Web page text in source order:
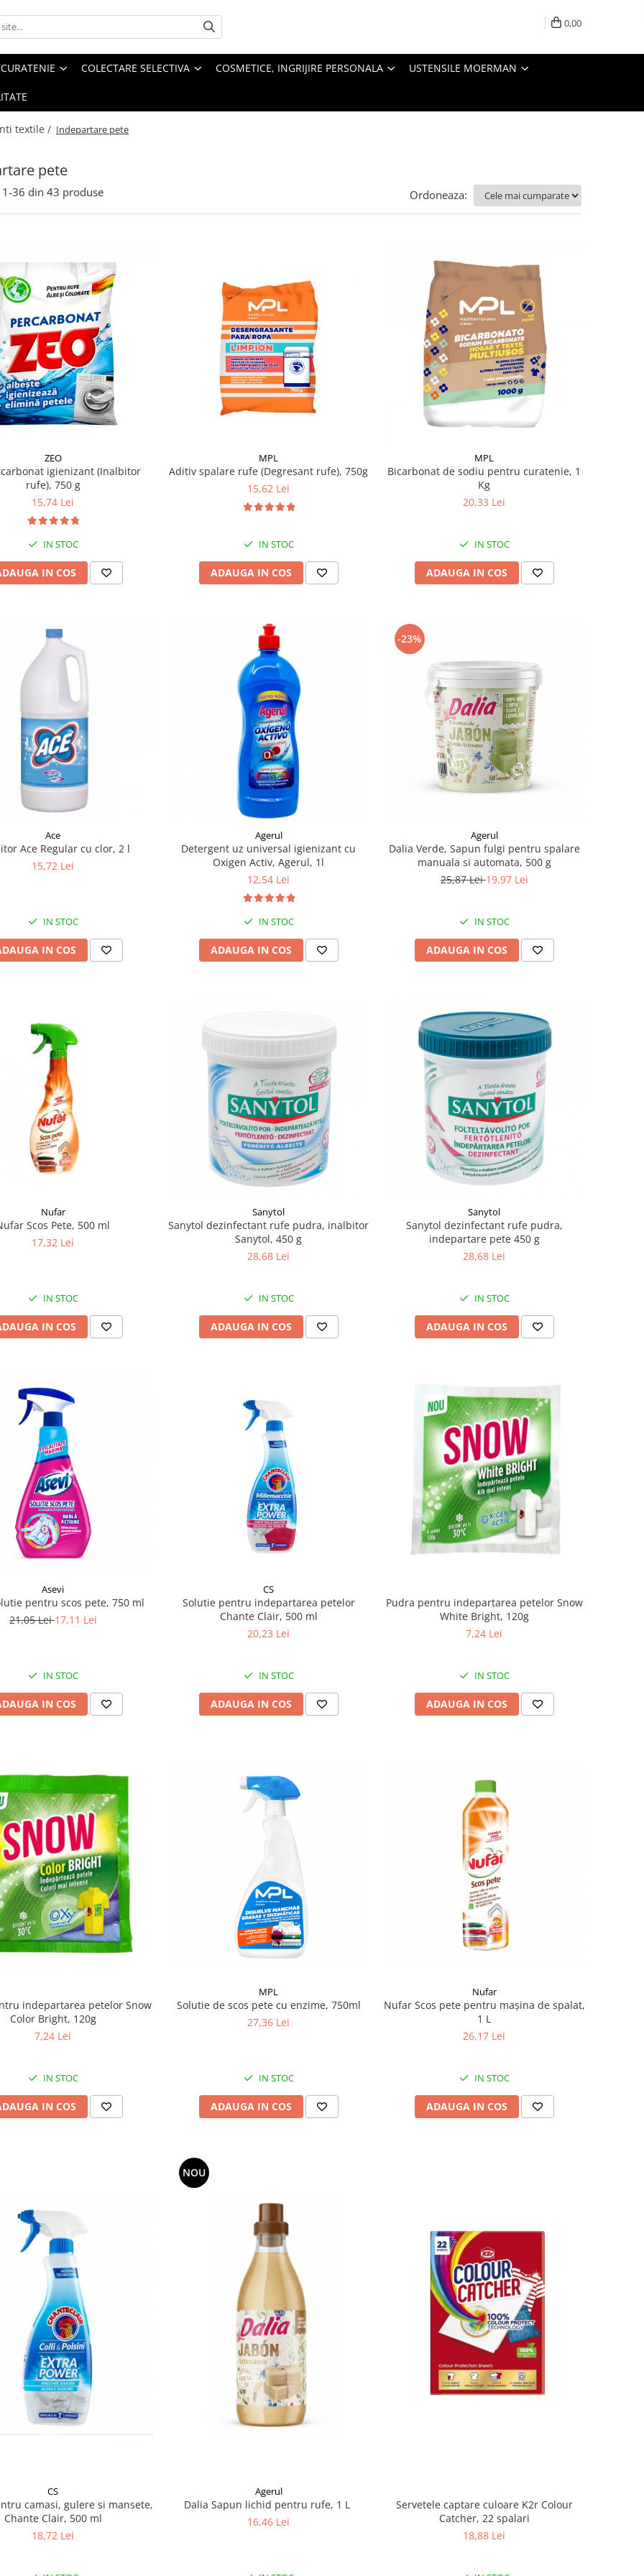
0,00
COLECTARE SELECTIVA COSMETICE, INGRIJIRE PERSONALA USTENSILE MOERMAN
textile / Indepartare pete
pete
1-36 din 43 produse Ordoneaza:
ZEO
igienizant (Inalbitor
rufe), 750 g
15,74 Lei
IN STOC
IN COS
MPL
Aditiv spalare rufe (Degresant rufe), 750g
15,62 Lei
IN STOC
ADAUGA IN COS
MPL
Bicarbonat de sodiu pentru curatenie, 1
Kg
20,33 Lei
IN STOC
ADAUGA IN COS
Ace
Ace Regular cu clor, 2 l
15,72 Lei
IN STOC
IN COS
Agerul
Detergent uz universal igienizant cu
Oxigen Activ, Agerul, 1l
12,54 Lei
IN STOC
ADAUGA IN COS
-23%
Agerul
Dalia Verde, Sapun fulgi pentru spalare
manuala si automata, 500 g
25,87 Lei19,97 Lei
IN STOC
ADAUGA IN COS
Nufar
Scos Pete, 500 ml
17,32 Lei
IN STOC
IN COS
Sanytol
Sanytol dezinfectant rufe pudra, inalbitor
Sanytol, 450 g
28,68 Lei
IN STOC
ADAUGA IN COS
Sanytol
Sanytol dezinfectant rufe pudra,
indepartare pete 450 g
28,68 Lei
IN STOC
ADAUGA IN COS
Asevi
pentru scos pete, 750 ml
21,05 Lei17,11 Lei
IN STOC
IN COS
CS
Solutie pentru indepartarea petelor
Chante Clair, 500 ml
20,23 Lei
IN STOC
ADAUGA IN COS
Pudra pentru indepartarea petelor Snow
White Bright, 120g
7,24 Lei
IN STOC
ADAUGA IN COS
indepartarea petelor Snow
Color Bright, 120g
7,24 Lei
IN STOC
IN COS
MPL
Solutie de scos pete cu enzime, 750ml
27,36 Lei
IN STOC
ADAUGA IN COS
Nufar
Nufar Scos pete pentru mașina de spalat,
1 L
26,17 Lei
IN STOC
ADAUGA IN COS
CS
camasi, gulere si mansete,
Chante Clair, 500 ml
18,72 Lei
NOU
Agerul
Dalia Sapun lichid pentru rufe, 1 L
16,46 Lei
Servetele captare culoare K2r Colour
Catcher, 22 spalari
18,88 Lei